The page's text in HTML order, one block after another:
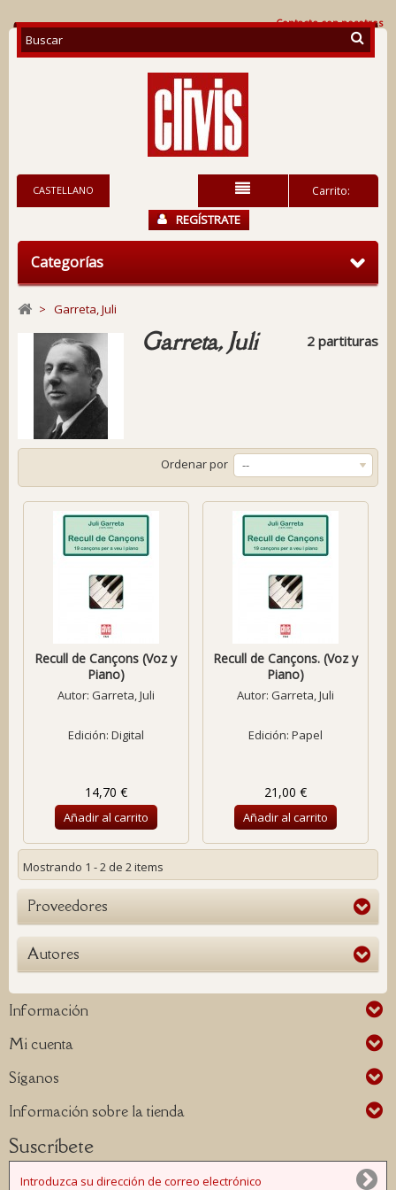
Contacte con nosotros
Carrito:
CASTELLANO
REGÍSTRATE
Categorías
> Garreta, Juli
Garreta, Juli 2 partituras
Ordenar por --
Recull de Cançons (Voz y
Piano)
Autor: Garreta, Juli
Edición: Digital
14,70 €
Añadir al carrito
Recull de Cançons. (Voz y
Piano)
Autor: Garreta, Juli
Edición: Papel
21,00 €
Añadir al carrito
Mostrando 1 - 2 de 2 items
Proveedores
Autores
Información
Mi cuenta
Síganos
Información sobre la tienda
Suscríbete